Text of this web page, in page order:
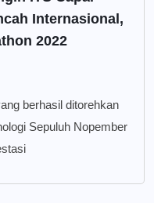
Internasional,
2022
berhasil ditorehkan
Sepuluh Nopember